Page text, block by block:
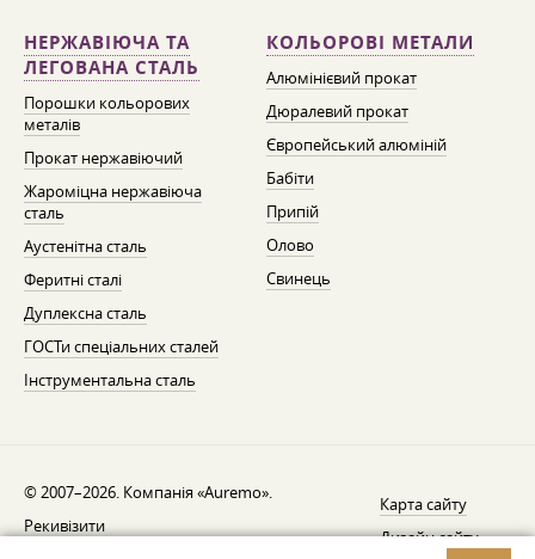
НЕРЖАВІЮЧА ТА
ЛЕГОВАНА СТАЛЬ
Порошки кольорових
металів
Прокат нержавіючий
Жароміцна нержавіюча
сталь
Аустенітна сталь
Феритні сталі
Дуплексна сталь
ГОСТи спеціальних сталей
Інструментальна сталь
КОЛЬОРОВІ МЕТАЛИ
Алюмінієвий прокат
Дюралевий прокат
Європейський алюміній
Бабіти
Припій
Олово
Свинець
© 2007–2026. Компанія «Auremo».
Рекивізити
Карта сайту
Дизайн сайту —